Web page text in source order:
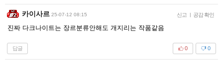
카이사르 25-07-12 08:15 신고 | 공감 확인
진짜 다크나이트는 장르분류안해도 개지리는 작품같음
답글 0
0